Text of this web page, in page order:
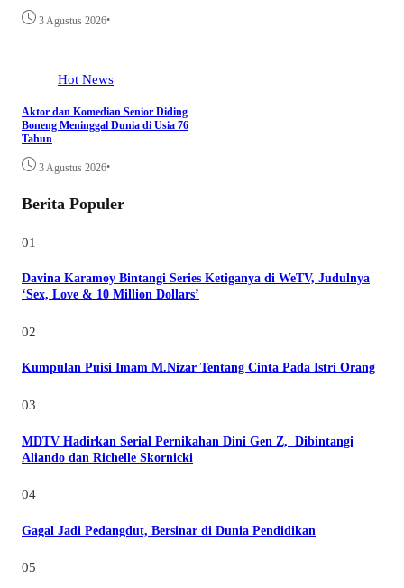
3 Agustus 2026•
Hot News
Aktor dan Komedian Senior Diding
Boneng Meninggal Dunia di Usia 76
Tahun
3 Agustus 2026•
Berita Populer
01
Davina Karamoy Bintangi Series Ketiganya di WeTV, Judulnya
‘Sex, Love & 10 Million Dollars’
02
Kumpulan Puisi Imam M.Nizar Tentang Cinta Pada Istri Orang
03
MDTV Hadirkan Serial Pernikahan Dini Gen Z, Dibintangi
Aliando dan Richelle Skornicki
04
Gagal Jadi Pedangdut, Bersinar di Dunia Pendidikan
05